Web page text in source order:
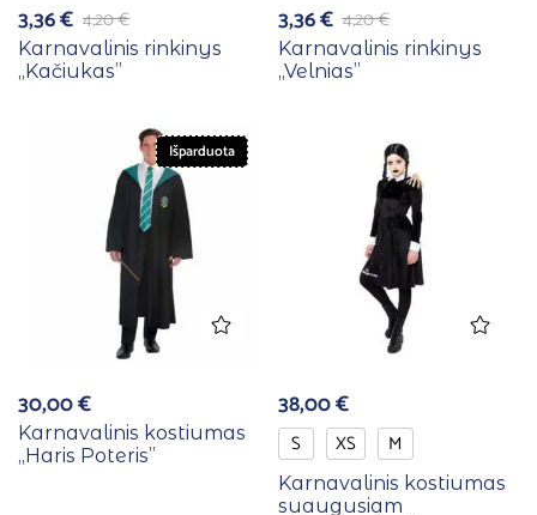
4,20€
3,36€
Karnavalinis rinkinys
,,Kačiukas”
4,20€
3,36€
Karnavalinis rinkinys
,,Velnias”
Išparduota
30,00€
Karnavalinis kostiumas
,,Haris Poteris”
38,00€
S XS M
Karnavalinis kostiumas
suaugusiam